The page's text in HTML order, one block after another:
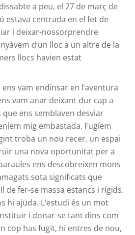
a peu, el 27 de març de
estava centrada en el fet de
i deixar-nossorprendre
d’un lloc a un altre de la
llocs havien estat
vam endinsar en l’aventura
vam anar deixant dur cap a
que ens semblaven desviar
mig embastada. Fugíem
troba un nou recer, un espai
una nova oportunitat per a
ens descobreixen mons
sota significats que
de fer-se massa estancs i rígids.
hi ajuda. L’estudi és un mot
i donar-se tant dins com
cop has fugit, hi entres de nou,